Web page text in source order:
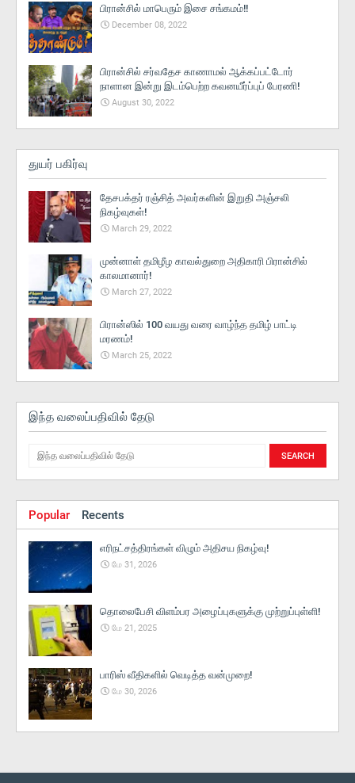
பிரான்சில் மாபெரும் இசை சங்கமம்!!
December 08, 2022
பிரான்சில் சர்வதேச காணாமல் ஆக்கப்பட்டோர்
நாளான இன்று இடம்பெற்ற கவனயீர்ப்புப் பேரணி!
August 30, 2022
துயர் பகிர்வு
தேசபக்தர் ரஞ்சித் அவர்களின் இறுதி அஞ்சலி
நிகழ்வுகள்!
March 29, 2022
முன்னாள் தமிழீழ காவல்துறை அதிகாரி பிரான்சில்
காலமானார்!
March 27, 2022
பிரான்ஸில் 100 வயது வரை வாழ்ந்த தமிழ் பாட்டி
மரணம்!
March 25, 2022
இந்த வலைப்பதிவில் தேடு
Popular Recents
எரிநட்சத்திரங்கள் விழும் அதிசய நிகழ்வு!
மே 31, 2026
தொலைபேசி விளம்பர அழைப்புகளுக்கு முற்றுப்புள்ளி!
மே 21, 2025
பாரிஸ் வீதிகளில் வெடித்த வன்முறை!
மே 30, 2026